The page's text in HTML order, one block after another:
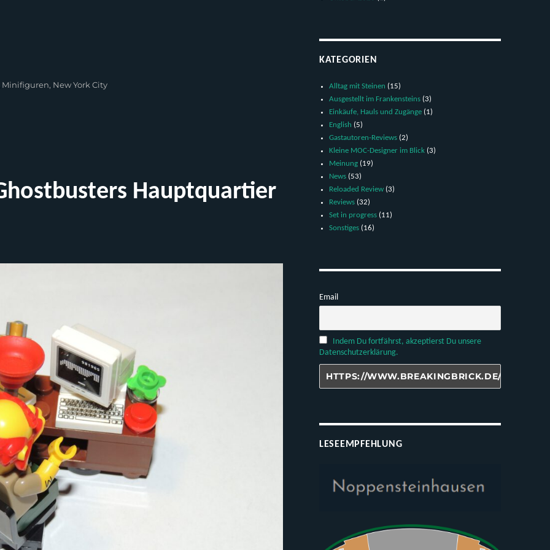
Minifiguren, New York City
Hauptquartier
KATEGORIEN
Alltag mit Steinen (15)
Ausgestellt im Frankensteins (3)
Einkäufe, Hauls und Zugänge (1)
English (5)
Gastautoren-Reviews (2)
Kleine MOC-Designer im Blick (3)
Meinung (19)
News (53)
Reloaded Review (3)
Reviews (32)
Set in progress (11)
Sonstiges (16)
Email
Indem Du fortfährst, akzeptierst Du unsere
Datenschutzerklärung.
LESEEMPFEHLUNG